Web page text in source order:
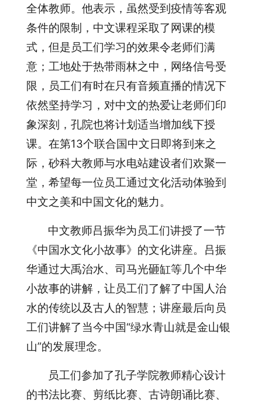
全体教师。他表示，虽然受到疫情等客观
条件的限制，中文课程采取了网课的模
式，但是员工们学习的效果令老师们满
意；工地处于热带雨林之中，网络信号受
限，员工们有时在只有音频直播的情况下
依然坚持学习，对中文的热爱让老师们印
象深刻，孔院也将计划适当增加线下授
课。在第13个联合国中文日即将到来之
际，砂科大教师与水电站建设者们欢聚一
堂，希望每一位员工通过文化活动体验到
中文之美和中国文化的魅力。
中文教师吕振华为员工们讲授了一节
《中国水文化小故事》的文化讲座。吕振
华通过大禹治水、司马光砸缸等几个中华
小故事的讲解，让员工们了解了中国人治
水的传统以及古人的智慧；讲座最后向员
工们讲解了当今中国“绿水青山就是金山银
山”的发展理念。
员工们参加了孔子学院教师精心设计
的书法比赛、剪纸比赛、古诗朗诵比赛、